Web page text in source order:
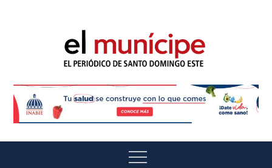
El Munícipe
Menu